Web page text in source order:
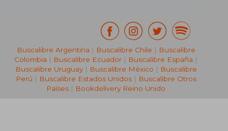
Buscalibre Argentina | Buscalibre Chile | Buscalibre
Colombia | Buscalibre Ecuador | Buscalibre España |
Buscalibre Uruguay| Buscalibre México | Buscalibre
Perú | Buscalibre Estados Unidos| Buscalibre Otros
Países | Bookdelivery Reino Unido